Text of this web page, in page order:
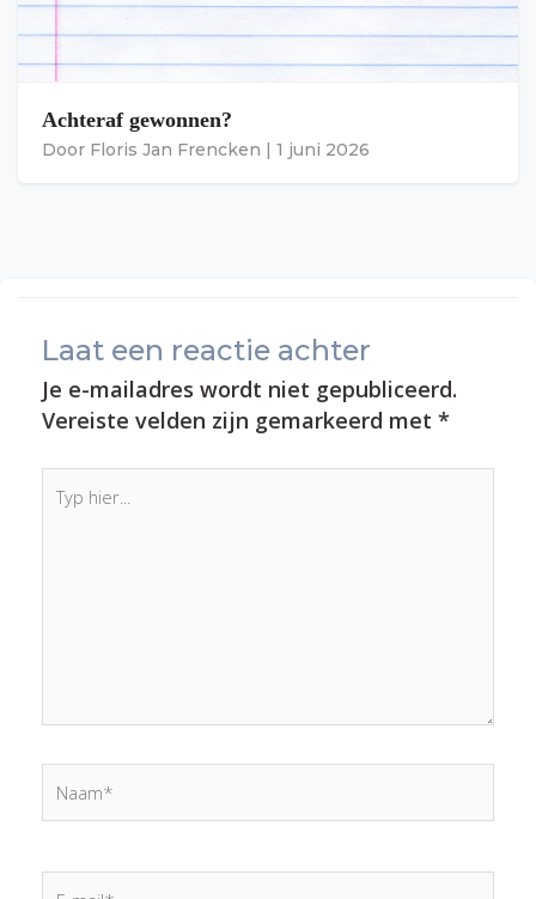
Achteraf gewonnen?
Door Floris Jan Frencken | 1 juni 2026
Laat een reactie achter
Je e-mailadres wordt niet gepubliceerd.
Vereiste velden zijn gemarkeerd met *
hier...